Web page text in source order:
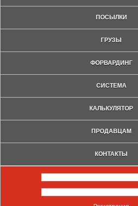
ПОСЫЛКИ
ГРУЗЫ
ФОРВАРДИНГ
СИСТЕМА
КАЛЬКУЛЯТОР
ПРОДАВЦАМ
КОНТАКТЫ